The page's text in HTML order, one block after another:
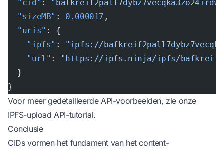
  "cid"
:
  "sizeMB"
: 0.000017 ,
  "uris"
: {
    "ipfs"
: "ipfs://
    "url"
:
"https://ipfs.ninja/ipfs/
  }
}
Voor meer gedetailleerde API-voorbeelden, zie onze
IPFS-upload API-tutorial.
Conclusie
CIDs vormen het fundament van het content-